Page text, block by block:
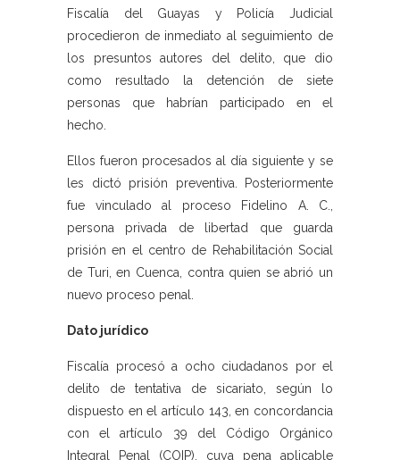
Fiscalía del Guayas y Policía Judicial
procedieron de inmediato al seguimiento de
los presuntos autores del delito, que dio
como resultado la detención de siete
personas que habrían participado en el
hecho.
Ellos fueron procesados al día siguiente y se
les dictó prisión preventiva. Posteriormente
fue vinculado al proceso Fidelino A. C.,
persona privada de libertad que guarda
prisión en el centro de Rehabilitación Social
de Turi, en Cuenca, contra quien se abrió un
nuevo proceso penal.
Dato jurídico
Fiscalía procesó a ocho ciudadanos por el
delito de tentativa de sicariato, según lo
dispuesto en el artículo 143, en concordancia
con el artículo 39 del Código Orgánico
Integral Penal (COIP), cuya pena aplicable